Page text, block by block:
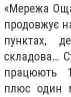
«Мережа
продовжує
пунктах,
складова…
працюють
плюс один